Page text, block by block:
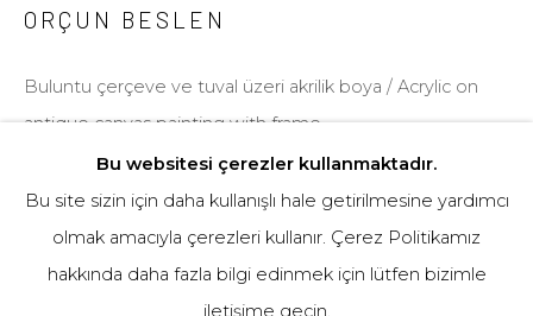
Bu websitesi çerezler kullanmaktadır.
Bu site sizin için daha kullanışlı hale getirilmesine yardımcı
olmak amacıyla çerezleri kullanır. Çerez Politikamız
hakkında daha fazla bilgi edinmek için lütfen bizimle
iletişime geçin.
ORÇUN BESLEN
Buluntu çerçeve ve tuval üzeri akrilik boya / Acrylic on
antique canvas painting with frame
90 x 70 cm
BILGI AL